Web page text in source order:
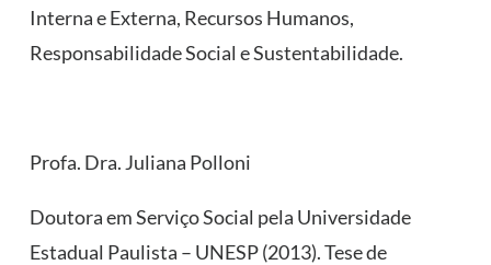
Interna e Externa, Recursos Humanos,
Responsabilidade Social e Sustentabilidade.
Profa. Dra. Juliana Polloni
Doutora em Serviço Social pela Universidade
Estadual Paulista – UNESP (2013). Tese de